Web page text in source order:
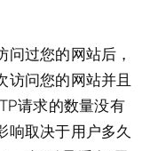
过您的网站后，
访问您的网站并且
请求的数量没有
响取决于用户多久